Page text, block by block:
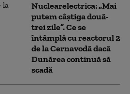
Nuclearelectrica: „Mai
putem câștiga două-
trei zile”. Ce se
întâmplă cu reactorul 2
de la Cernavodă dacă
Dunărea continuă să
scadă